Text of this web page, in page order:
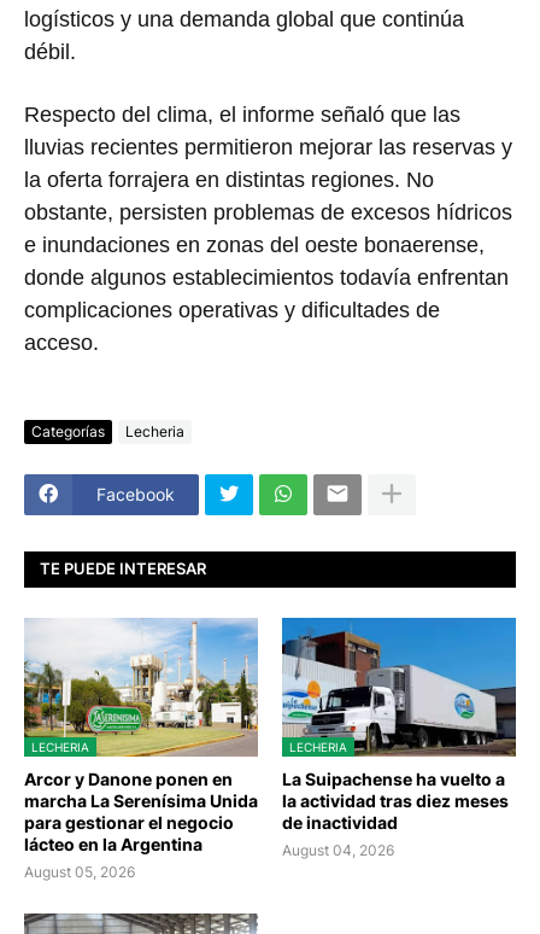
logísticos y una demanda global que continúa
débil.
Respecto del clima, el informe señaló que las
lluvias recientes permitieron mejorar las reservas y
la oferta forrajera en distintas regiones. No
obstante, persisten problemas de excesos hídricos
e inundaciones en zonas del oeste bonaerense,
donde algunos establecimientos todavía enfrentan
complicaciones operativas y dificultades de
acceso.
Categorías Lecheria
Facebook
TE PUEDE INTERESAR
LECHERIA
Arcor y Danone ponen en
marcha La Serenísima Unida
para gestionar el negocio
lácteo en la Argentina
August 05, 2026
LECHERIA
La Suipachense ha vuelto a
la actividad tras diez meses
de inactividad
August 04, 2026